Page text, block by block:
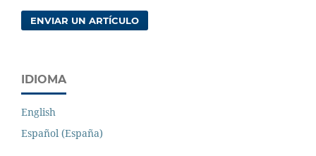
ENVIAR UN ARTÍCULO
IDIOMA
English
Español (España)